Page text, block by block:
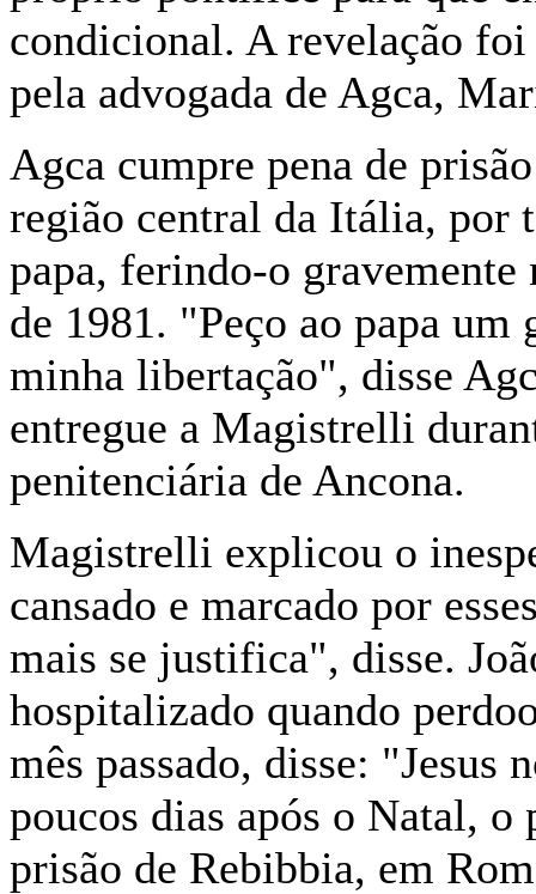
condicional. A revelação
pela advogada de Agca,
Agca cumpre pena de
região central da Itália, por
papa, ferindo-o gravemente
de 1981. "Peço ao papa um
minha libertação", disse
entregue a Magistrelli
penitenciária de Ancona.
Magistrelli explicou o
cansado e marcado por
mais se justifica", disse.
hospitalizado quando
mês passado, disse: "Jesus
poucos dias após o Natal, o
prisão de Rebibbia, em